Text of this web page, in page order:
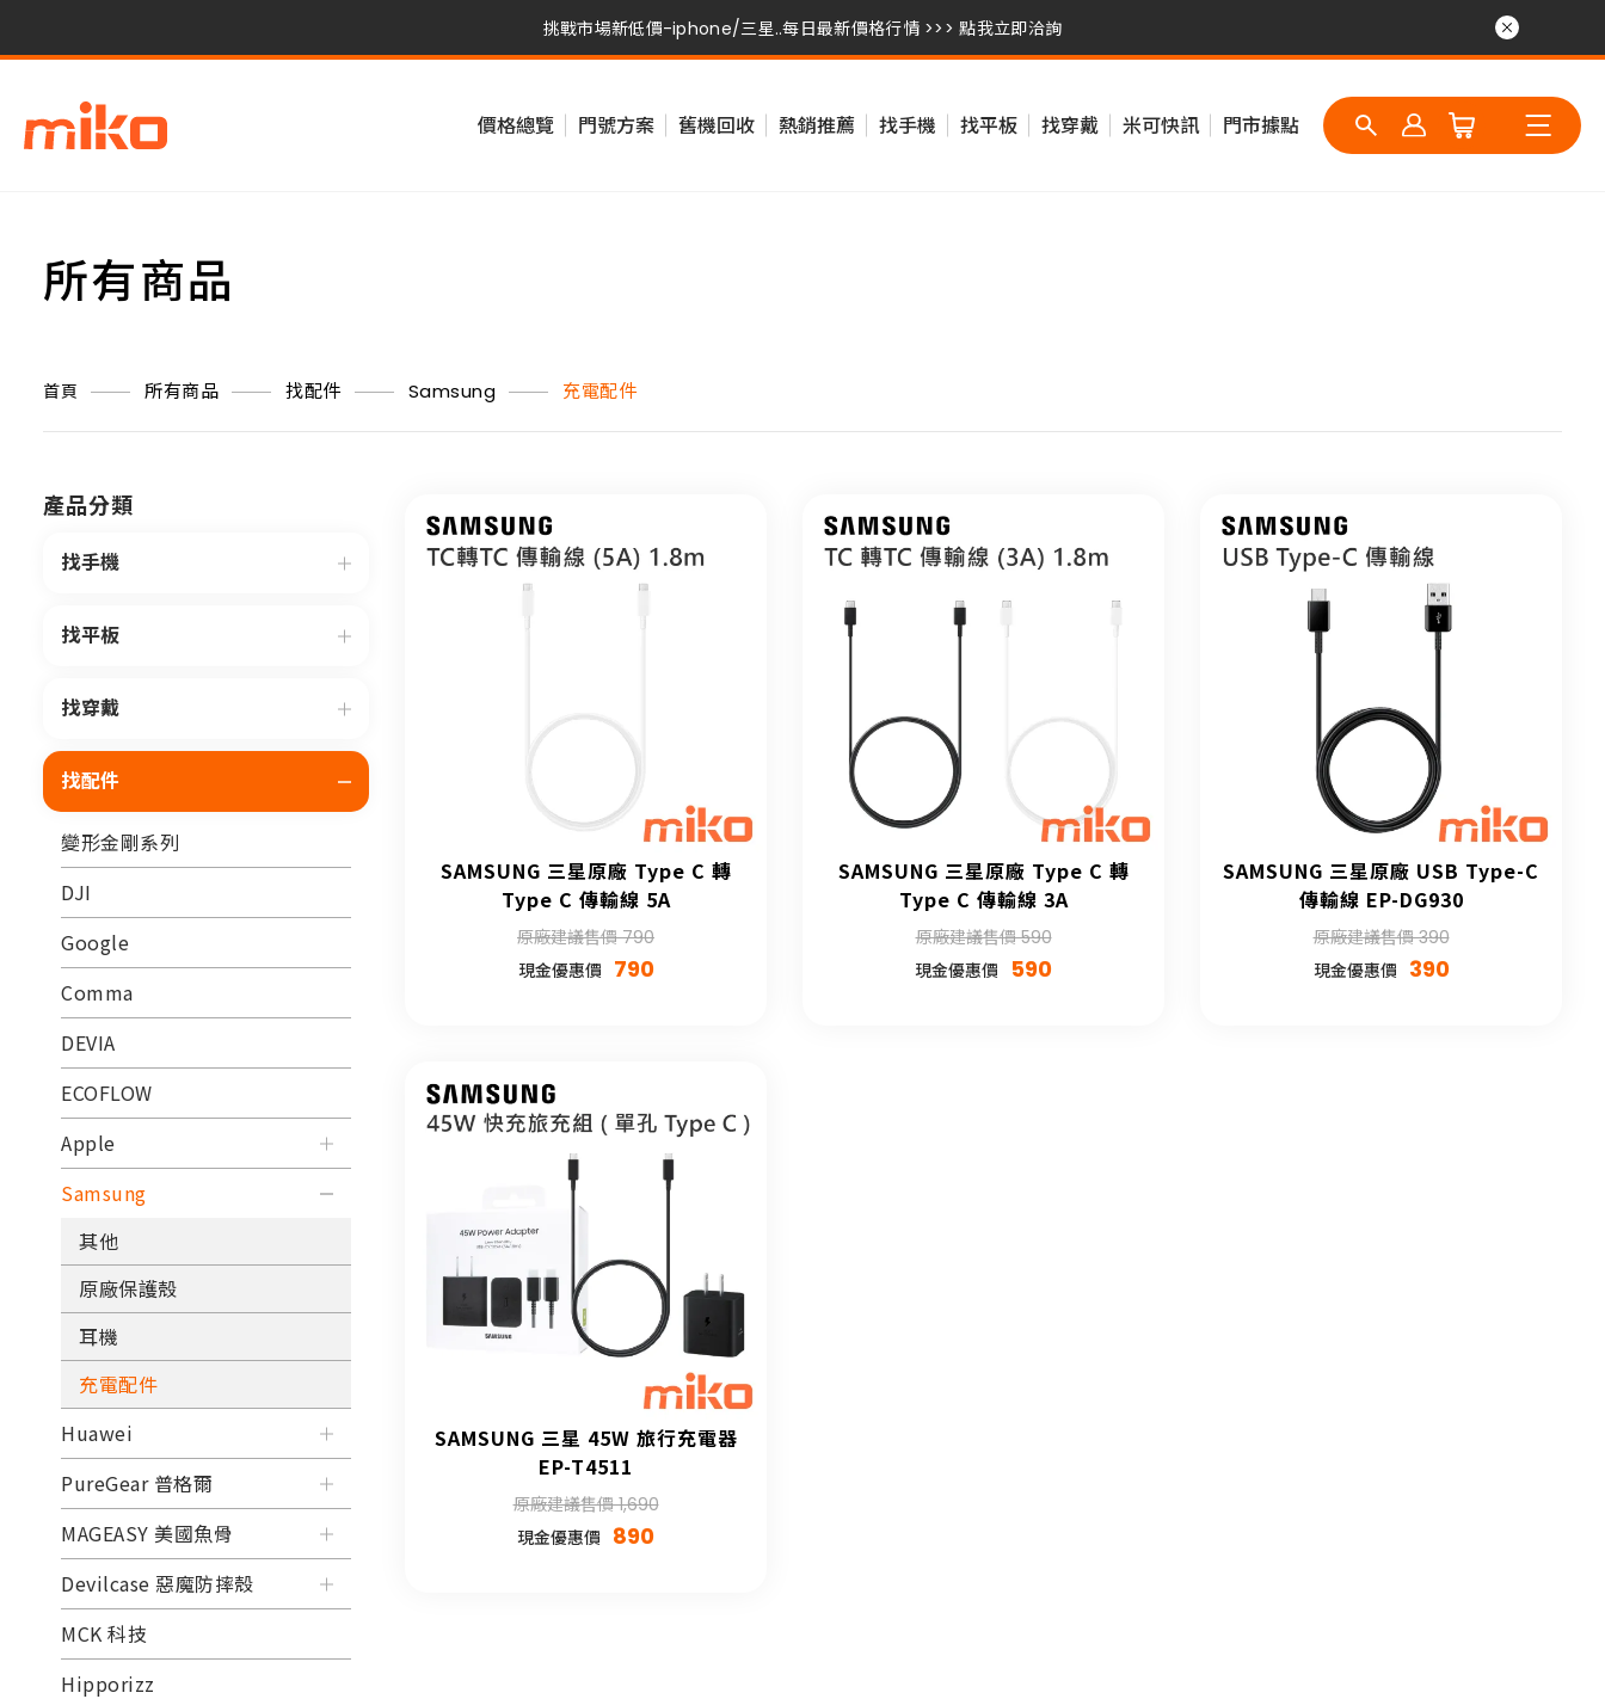
挑戰市場新低價-iphone/三星..每日最新價格行情 >>> 點我立即洽詢
挑戰市場新低價-iphone/三星..每日最新價格行情 >>> 點我立即洽詢
價格總覽 門號方案 舊機回收 熱銷推薦 找手機 找平板 找穿戴 米可快訊 門市據點
所有商品
首頁 所有商品 找配件 Samsung 充電配件
產品分類
找手機
找平板
找穿戴
找配件
變形金剛系列
DJI
Google
Comma
DEVIA
ECOFLOW
Apple
Samsung
其他
原廠保護殼
耳機
充電配件
Huawei
PureGear 普格爾
MAGEASY 美國魚骨
Devilcase 惡魔防摔殼
MCK 科技
Hipporizz
SAMSUNG 三星原廠 Type C 轉
Type C 傳輸線 5A
原廠建議售價 790
現金優惠價 790
SAMSUNG 三星原廠 Type C 轉
Type C 傳輸線 3A
原廠建議售價 590
現金優惠價
590
SAMSUNG 三星原廠 USB Type-C
傳輸線 EP-DG930
原廠建議售價 390
現金優惠價 390
SAMSUNG 三星 45W 旅行充電器
EP-T4511
原廠建議售價 1,690
現金優惠價 890